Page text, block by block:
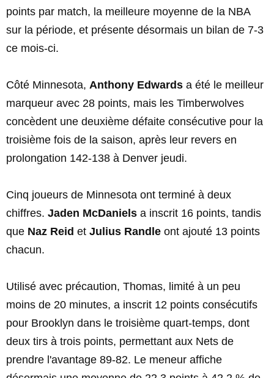
points par match, la meilleure moyenne de la NBA
sur la période, et présente désormais un bilan de 7-3
ce mois-ci.
Côté Minnesota, Anthony Edwards a été le meilleur
marqueur avec 28 points, mais les Timberwolves
concèdent une deuxième défaite consécutive pour la
troisième fois de la saison, après leur revers en
prolongation 142-138 à Denver jeudi.
Cinq joueurs de Minnesota ont terminé à deux
chiffres. Jaden McDaniels a inscrit 16 points, tandis
que Naz Reid et Julius Randle ont ajouté 13 points
chacun.
Utilisé avec précaution, Thomas, limité à un peu
moins de 20 minutes, a inscrit 12 points consécutifs
pour Brooklyn dans le troisième quart-temps, dont
deux tirs à trois points, permettant aux Nets de
prendre l'avantage 89-82. Le meneur affiche